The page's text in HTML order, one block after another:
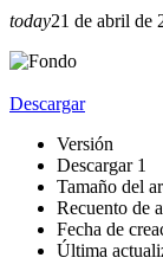
today21 de abril de
Descargar
Versión
Descargar 1
Tamaño del
Recuento de
Fecha de
Última